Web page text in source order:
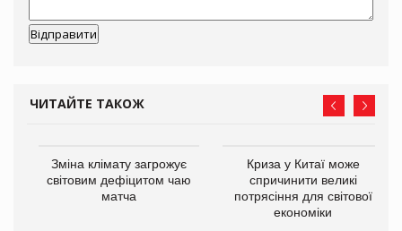
ЧИТАЙТЕ ТАКОЖ
Зміна клімату загрожує
світовим дефіцитом чаю
матча
Криза у Китаї може
спричинити великі
потрясіння для світової
економіки